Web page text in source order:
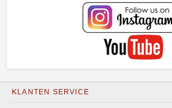
KLANTEN SERVICE